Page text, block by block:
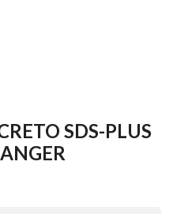
SDS-PLUS